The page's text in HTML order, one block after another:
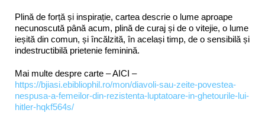
Plină de forță și inspirație, cartea descrie o lume aproape
necunoscută până acum, plină de curaj și de o vitejie, o lume
ieșită din comun, și încălzită, în același timp, de o sensibilă și
indestructibilă prietenie feminină.
Mai multe despre carte – AICI –
https://bjiasi.ebibliophil.ro/mon/diavoli-sau-zeite-povestea-
nespusa-a-femeilor-din-rezistenta-luptatoare-in-ghetourile-lui-
hitler-hqkf564s/